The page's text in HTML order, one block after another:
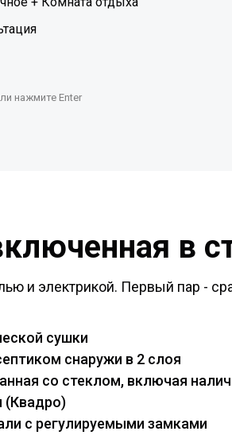
нажмите Enter
и электрикой. Первый пар -
в
сушки
снаружи в 2 слоя
со стеклом, включая
с регулируемыми замками